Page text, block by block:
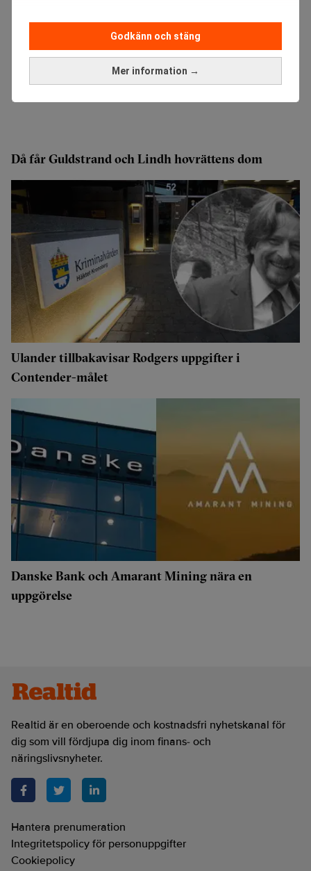
Mer information →
Godkänn och stäng
Då får Guldstrand och Lindh hovrättens dom
Ulander tillbakavisar Rodgers uppgifter i
Contender-målet
Danske Bank och Amarant Mining nära en
uppgörelse
Realtid är en oberoende och kostnadsfri nyhetskanal för
dig som vill fördjupa dig inom finans- och
näringslivsnyheter.
Hantera prenumeration
Integritetspolicy för personuppgifter
Cookiepolicy